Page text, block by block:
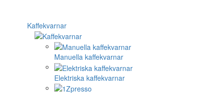
Kaffekvarnar
Manuella kaffekvarnar
Elektriska kaffekvarnar